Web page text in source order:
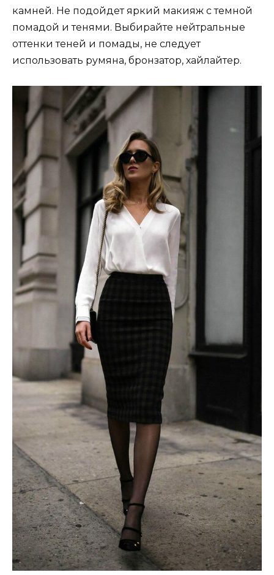
камней. Не подойдет яркий макияж с темной
помадой и тенями. Выбирайте нейтральные
оттенки теней и помады, не следует
использовать румяна, бронзатор, хайлайтер.